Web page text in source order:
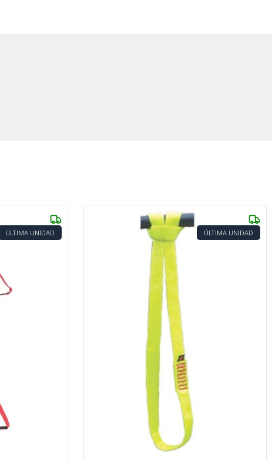
ÚLTIMA UNIDAD ÚLTIMA UNIDAD